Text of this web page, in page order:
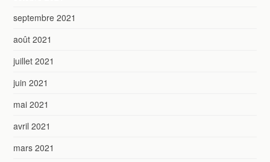
septembre 2021
août 2021
juillet 2021
juin 2021
mai 2021
avril 2021
mars 2021